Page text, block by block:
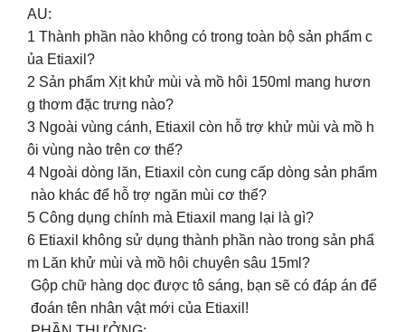
AU:
1️ Thành phần nào không có trong toàn bộ sản phẩm c
ủa Etiaxil?
2️ Sản phẩm Xịt khử mùi và mồ hôi 150ml mang hươn
g thơm đặc trưng nào?
3️ Ngoài vùng cánh, Etiaxil còn hỗ trợ khử mùi và mồ h
ôi vùng nào trên cơ thể?
4️ Ngoài dòng lăn, Etiaxil còn cung cấp dòng sản phẩm
nào khác để hỗ trợ ngăn mùi cơ thể?
5️ Công dụng chính mà Etiaxil mang lại là gì?
6️ Etiaxil không sử dụng thành phần nào trong sản phẩ
m Lăn khử mùi và mồ hôi chuyên sâu 15ml?
Gộp chữ hàng dọc được tô sáng, bạn sẽ có đáp án để
đoán tên nhân vật mới của Etiaxil!